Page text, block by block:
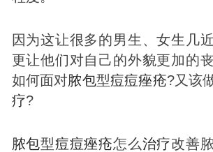
因为这让很多的男生、女生几
更让他们对自己的外貌更加的
如何面对脓包型痘痘痤疮?又该
疗?
脓包型痘痘痤疮怎么治疗改善